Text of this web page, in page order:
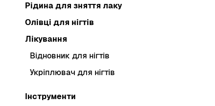
Рідина для зняття лаку
Олівці для нігтів
Лікування
Відновник для нігтів
Укріплювач для нігтів
Інструменти